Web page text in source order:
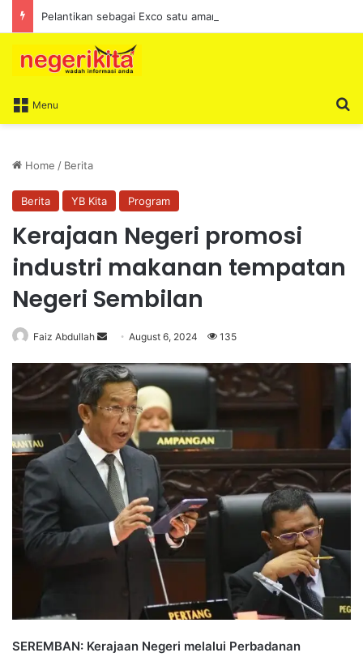
Menu
Home / Berita
Berita YB Kita Program
Kerajaan Negeri promosi
industri makanan tempatan
Negeri Sembilan
Faiz Abdullah
n
d
a
e
m
a
l
August 6, 2024 135
SEREMBAN: Kerajaan Negeri melalui Perbadanan